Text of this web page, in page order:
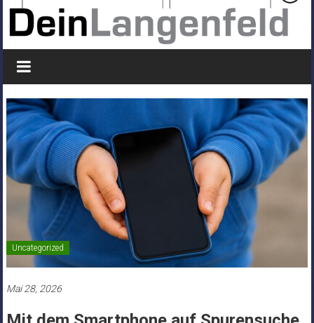
Uncategorized
Mai 28, 2026